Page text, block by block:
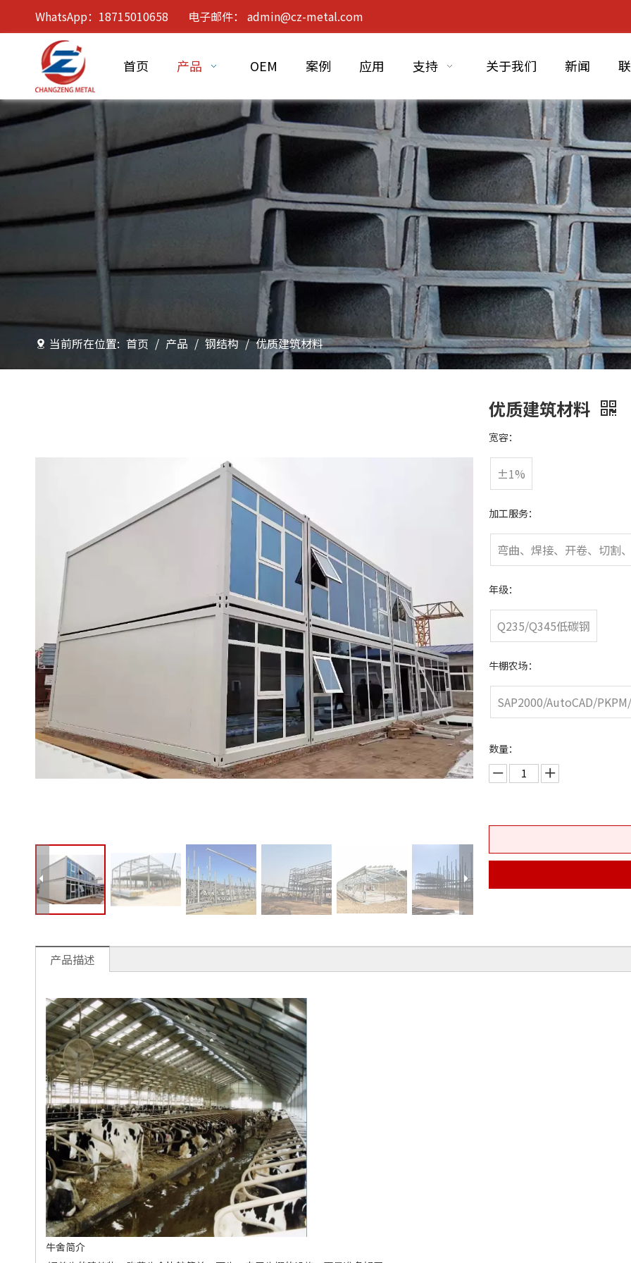
WhatsApp：18715010658 电子邮件： admin@cz-metal.com
首页 产品 OEM 案例 应用 支持 关于我们 新闻
当前所在位置: 首页 / 产品 / 钢结构 / 优质建筑材料
优质建筑材料
宽容：
±1%
加工服务：
弯曲、焊接、开卷、切割
年级：
Q235/Q345低碳钢
牛棚农场：
SAP2000/AutoCAD/
数量：
产品描述
牛舍简介